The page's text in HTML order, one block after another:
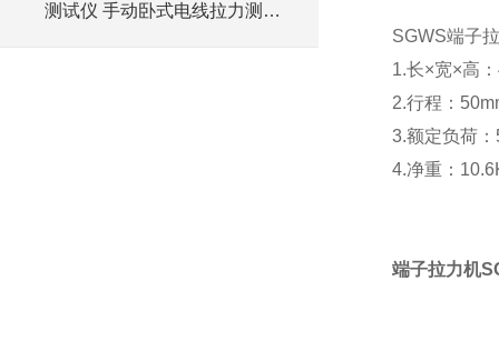
测试仪 手动卧式电线拉力测试
SGWS端子
1.长×宽×高
2.行程：
3.额定负荷
4.净重：
端子拉力机